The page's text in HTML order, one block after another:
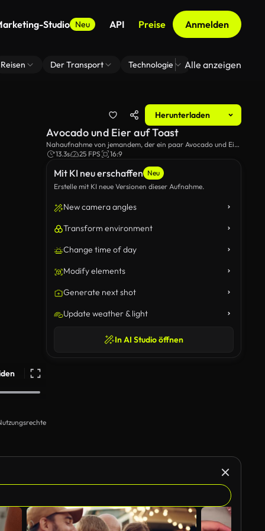
Studio Neu API Preise Anmelden
Reisen Der Transport Technologie Zoom Virtuelle
Alle anzeigen
Herunterladen
Mit KI neu erschaffen Neu
Erstelle mit KI neue Versionen dieser Aufnahme.
New camera angles
Transform environment
Change time of day
Modify elements
Generate next shot
Update weather & light
In AI Studio öffnen
Avocado und Eier auf Toast
Nahaufnahme von jemandem, der ein paar Avocado und Eier
auf Toast zubereitet.
13.3s 25 FPS 16:9